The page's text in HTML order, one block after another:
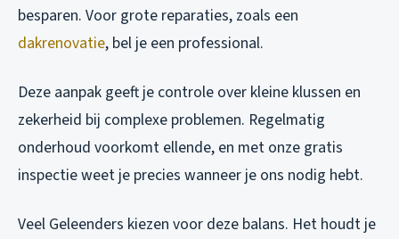
besparen. Voor grote reparaties, zoals een
dakrenovatie, bel je een professional.
Deze aanpak geeft je controle over kleine klussen en
zekerheid bij complexe problemen. Regelmatig
onderhoud voorkomt ellende, en met onze gratis
inspectie weet je precies wanneer je ons nodig hebt.
Veel Geleenders kiezen voor deze balans. Het houdt je